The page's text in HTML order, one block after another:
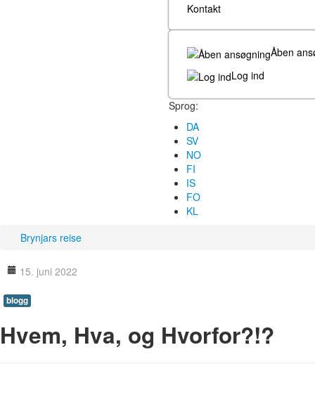
Kontakt
Åben
Log ind
Sprog:
DA
SV
NO
FI
IS
FO
KL
Brynjars reise
15. juni 2022
blogg
Hvem, Hva, og Hvorfor?!?